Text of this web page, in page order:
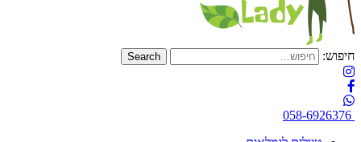
חיפוש:
058-6926376